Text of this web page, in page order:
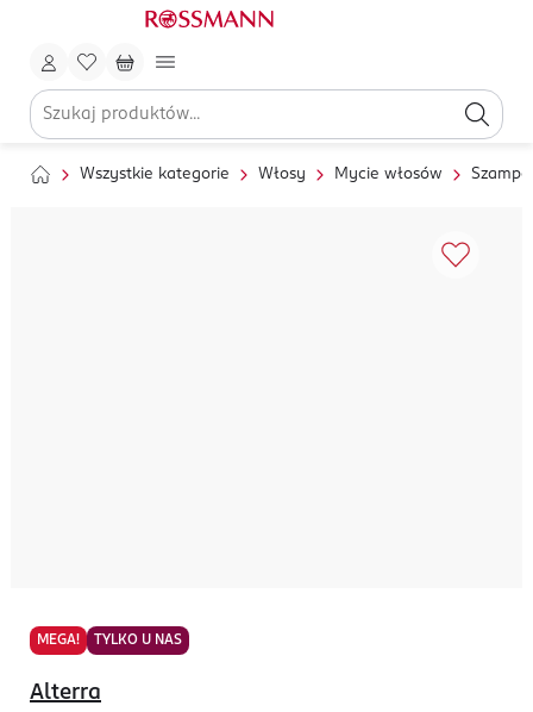
Wszystkie kategorie Włosy Mycie włosów
MEGA! TYLKO U NAS
Alterra